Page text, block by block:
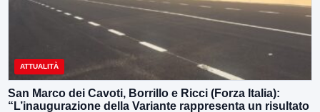
ATTUALITÀ
San Marco dei Cavoti, Borrillo e Ricci (Forza Italia):
“L’inaugurazione della Variante rappresenta un risultato